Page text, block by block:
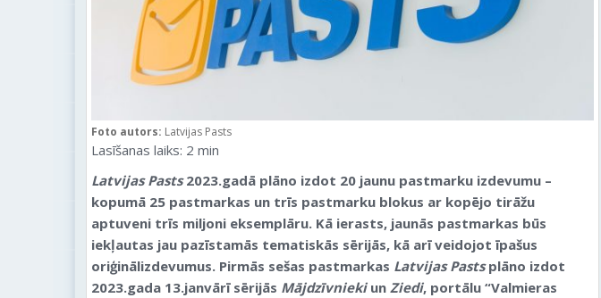
Foto autors: Latvijas Pasts
Lasīšanas laiks: 2 min
Latvijas Pasts2023.gadā plāno izdot 20 jaunu pastmarku izdevumu –
kopumā 25 pastmarkas un trīs pastmarku blokus ar kopējo tirāžu
aptuveni trīs miljoni eksemplāru. Kā ierasts, jaunās pastmarkas būs
iekļautas jau pazīstamās tematiskās sērijās, kā arī veidojot īpašus
oriģinālizdevumus. Pirmās sešas pastmarkas Latvijas Pastsplāno izdot
2023.gada 13.janvārī sērijās Mājdzīvnieki un Ziedi, portālu “Valmieras